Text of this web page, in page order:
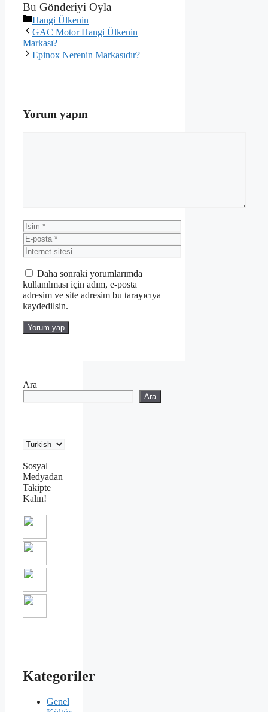
Bu Gönderiyi Oyla
Kategoriler
Hangi Ülkenin
GAC Motor Hangi Ülkenin
Markası?
Epinox Nerenin Markasıdır?
Yorum yapın
İsim
E-
posta
İnternet
sitesi
Daha sonraki yorumlarımda
kullanılması için adım, e-posta
adresim ve site adresim bu tarayıcıya
kaydedilsin.
Ara
Ara
Sosyal
Medyadan
Takipte
Kalın!
Kategoriler
Genel